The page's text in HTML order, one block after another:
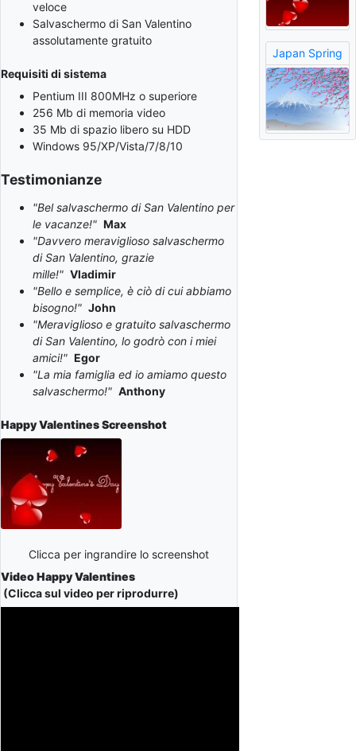
veloce
Salvaschermo di San Valentino
assolutamente gratuito
Requisiti di sistema
Pentium III 800MHz o superiore
256 Mb di memoria video
35 Mb di spazio libero su HDD
Windows 95/XP/Vista/7/8/10
Testimonianze
"Bel salvaschermo di San Valentino per
le vacanze!" Max
"Davvero meraviglioso salvaschermo
di San Valentino, grazie
mille!" Vladimir
"Bello e semplice, è ciò di cui abbiamo
bisogno!" John
"Meraviglioso e gratuito salvaschermo
di San Valentino, lo godrò con i miei
amici!" Egor
"La mia famiglia ed io amiamo questo
salvaschermo!" Anthony
Happy ValentinesScreenshot
Clicca per ingrandire lo screenshot
Video Happy Valentines
(Clicca sul video per riprodurre)
Japan Spring